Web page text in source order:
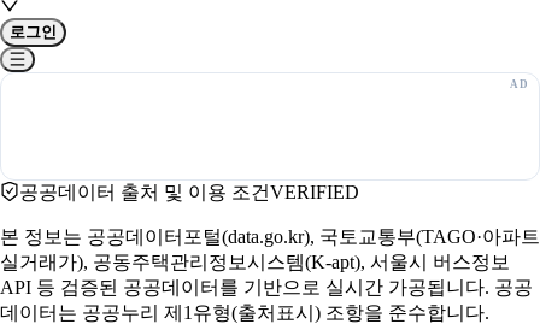
로그인
공공데이터 출처 및 이용 조건VERIFIED
본 정보는 공공데이터포털(data.go.kr), 국토교통부(TAGO·아파트
실거래가), 공동주택관리정보시스템(K-apt), 서울시 버스정보
API 등 검증된 공공데이터를 기반으로 실시간 가공됩니다. 공공
데이터는 공공누리 제1유형(출처표시) 조항을 준수합니다.